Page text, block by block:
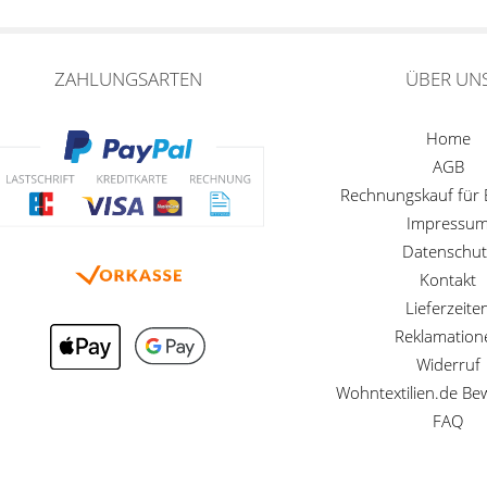
ZAHLUNGSARTEN ÜBER
Home
AGB
Rechnungskauf für
Impressum
Kontakt
Widerruf
Wohntextilien.de
FAQ